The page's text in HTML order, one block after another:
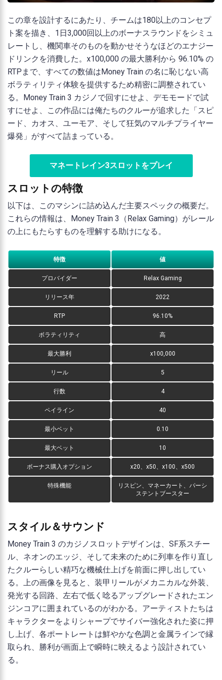
この章を設計するにあたり、チームは180以上のコンセプ
ト案を描き、1日3,000回以上のボーナスラウンドをシミュ
レートし、機関車そのものを動かせそうなほどのエナジー
ドリンクを消費した。x100,000 の最大勝利から 96.10% の
RTPまで、すべての数値はMoney Train の名に恥じない高
ボラティリティ体験を提供するため精密に調整されてい
る。Money Train 3 カジノで回すにせよ、デモモードで試
すにせよ、この作品には俺たちのクルーが追求した「スピ
ード、カオス、ユーモア、そして狂気のマルチプライヤー
爆発」がすべて詰まっている。
マネートレイン3スロットをプレイ
スロットの特徴
以下は、このマシンに詰め込んだ主要スペックの概要だ。
これらの情報は、Money Train 3（Relax Gaming）がレール
の上にもたらすものを理解する助けになる。
特徴 値
プロバイダー Relax Gaming
リリース年 2022
RTP 96.10%
ボラティリティ 高
最大勝利 x100,000
リール 5
行数 4
ペイライン 40
最小ベット 0.10
最大ベット 10
ボーナス購入オプション x20、x50、x100、x500
特殊機能
リスピン、マネーカート、パーシ
ステントブースター
スタイル＆サウンド
Money Train 3 のカジノスロットデザインは、SF系スチー
ル、ネオンのエッジ、そして未来のために列車を作り直し
たクルーらしい精巧な機械仕上げを前面に押し出してい
る。上の画像を見ると、装甲リールがメカニカルな外装、
発光する回路、左右で低く唸るアップグレードされたエン
ジンコアに囲まれているのがわかる。アーティストたちは
キャラクターをよりシャープでサイバー強化された姿に押
し上げ、各ポートレートは鮮やかな色調と金属ラインで縁
取られ、勝利が画面上で瞬時に映えるよう設計されてい
る。